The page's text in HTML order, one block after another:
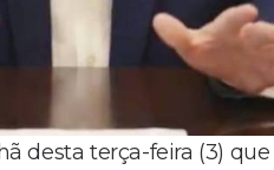
desta terça-feira (3)